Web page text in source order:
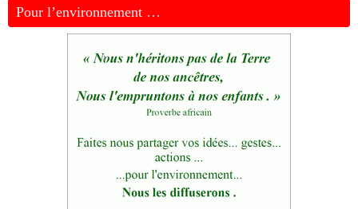
Pour l’environnement …